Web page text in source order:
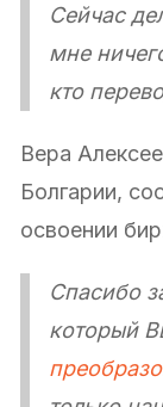
Сейчас
мне
кто
Вера
Болгарии,
освоении
Спасибо
который